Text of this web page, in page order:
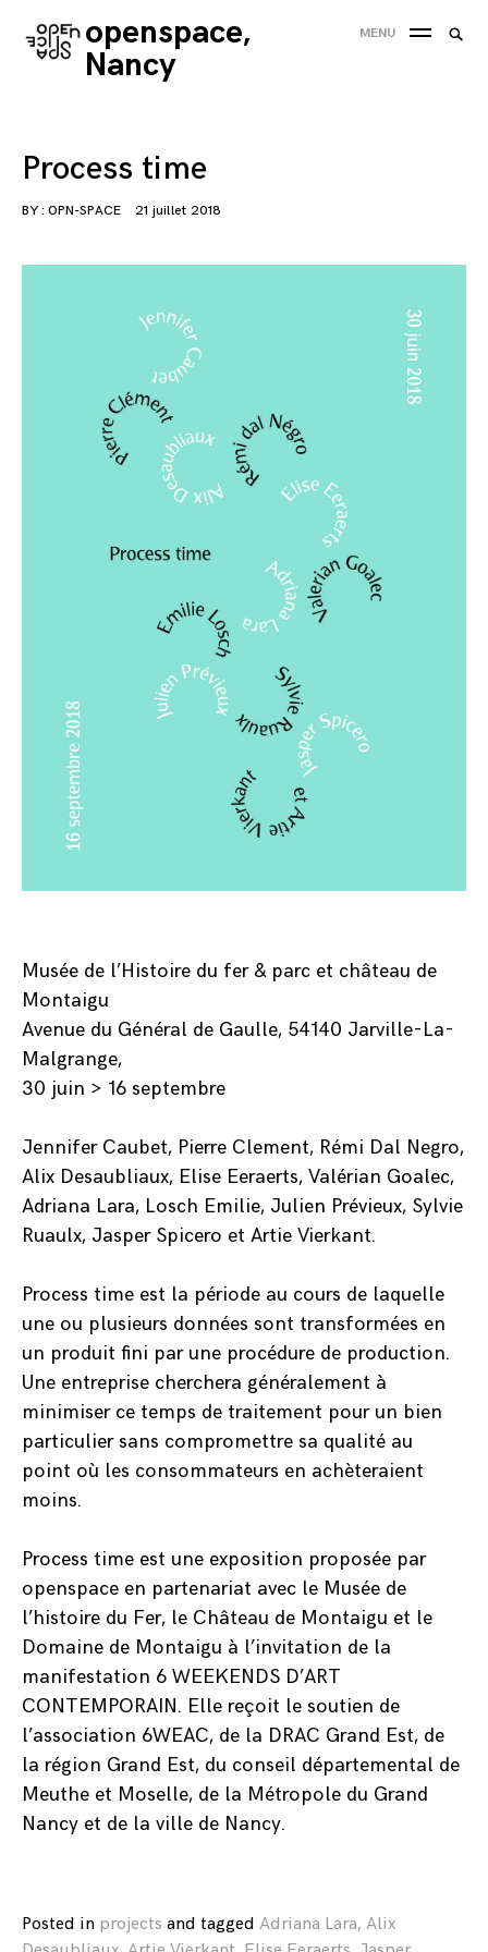
Skip
to
openspace,
Nancy
MENU
Process time
BY : OPN-SPACE 21 juillet 2018
Musée de l’Histoire du fer & parc et château de
Montaigu
Avenue du Général de Gaulle, 54140 Jarville-La-
Malgrange,
30 juin > 16 septembre
Jennifer Caubet, Pierre Clement, Rémi Dal Negro,
Alix Desaubliaux, Elise Eeraerts, Valérian Goalec,
Adriana Lara, Losch Emilie, Julien Prévieux, Sylvie
Ruaulx, Jasper Spicero et Artie Vierkant.
Process time est la période au cours de laquelle
une ou plusieurs données sont transformées en
un produit fini par une procédure de production.
Une entreprise cherchera généralement à
minimiser ce temps de traitement pour un bien
particulier sans compromettre sa qualité au
point où les consommateurs en achèteraient
moins.
Process time est une exposition proposée par
openspace en partenariat avec le Musée de
l’histoire du Fer, le Château de Montaigu et le
Domaine de Montaigu à l’invitation de la
manifestation 6 WEEKENDS D’ART
CONTEMPORAIN. Elle reçoit le soutien de
l’association 6WEAC, de la DRAC Grand Est, de
la région Grand Est, du conseil départemental de
Meuthe et Moselle, de la Métropole du Grand
Nancy et de la ville de Nancy.
Posted in projects and tagged Adriana Lara, Alix